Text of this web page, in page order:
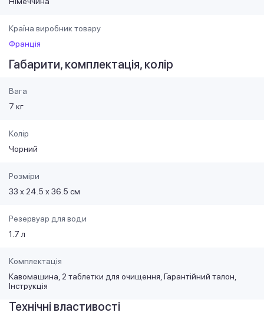
Країна виробник товару
Франція
Габарити, комплектація, колір
Вага
7 кг
Колір
Чорний
Розміри
33 х 24.5 х 36.5 см
Резервуар для води
1.7 л
Комплектація
Кавомашина, 2 таблетки для очищення, Гарантійний талон,
Інструкція
Технічні властивості